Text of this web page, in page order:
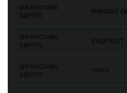
БРАТИСЛАВА
(ЦЕНТР)
МОРСЬКЕ
БРАТИСЛАВА
(ЦЕНТР)
БУДАПЕШТ
БРАТИСЛАВА
(ЦЕНТР)
ПРАГА